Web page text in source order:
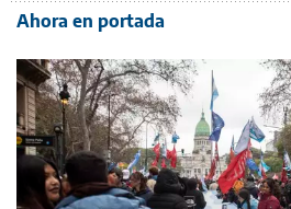
Ahora en portada